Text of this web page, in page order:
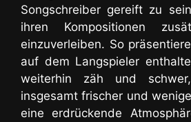
Songschreiber gereift zu sein
ihren Kompositionen
einzuverleiben. So
auf dem Langspieler
weiterhin zäh und
insgesamt frischer und
eine erdrückende